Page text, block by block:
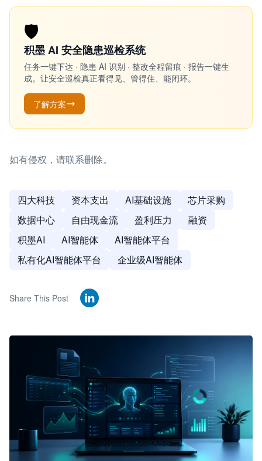
🛡️
积墨 AI 安全隐患巡检系统
任务一键下达 · 隐患 AI 识别 · 整改全程留痕 · 报告一键生
成。让安全巡检真正看得见、管得住、能闭环。
了解方案
如有侵权，请联系删除。
四大科技 资本支出 AI基础设施
芯片采购
数据中心
自由现金流 盈利压力
融资
积墨AI
AI智能体
AI智能体平台
私有化AI智能体平台
企业级AI智能体
Share This Post